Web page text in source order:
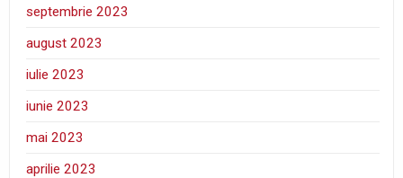
septembrie 2023
august 2023
iulie 2023
iunie 2023
mai 2023
aprilie 2023